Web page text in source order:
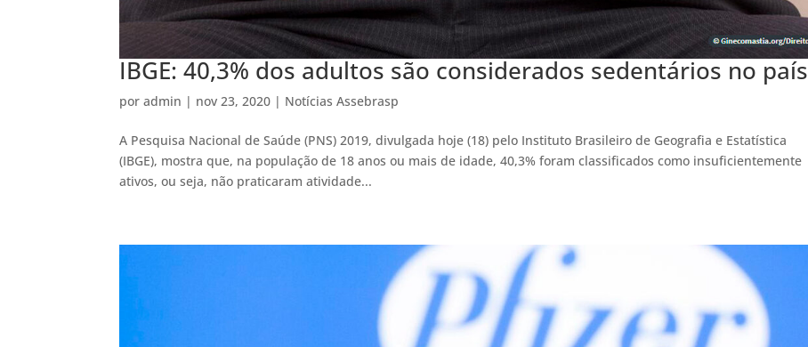
IBGE: 40,3% dos adultos são considerados sedentários no país
poradmin | nov 23, 2020 | Notícias Assebrasp
A Pesquisa Nacional de Saúde (PNS) 2019, divulgada hoje (18) pelo Instituto Brasileiro de Geografia e Estatística
(IBGE), mostra que, na população de 18 anos ou mais de idade, 40,3% foram classificados como insuficientemente
ativos, ou seja, não praticaram atividade...